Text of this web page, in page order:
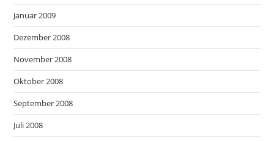
Januar 2009
Dezember 2008
November 2008
Oktober 2008
September 2008
Juli 2008